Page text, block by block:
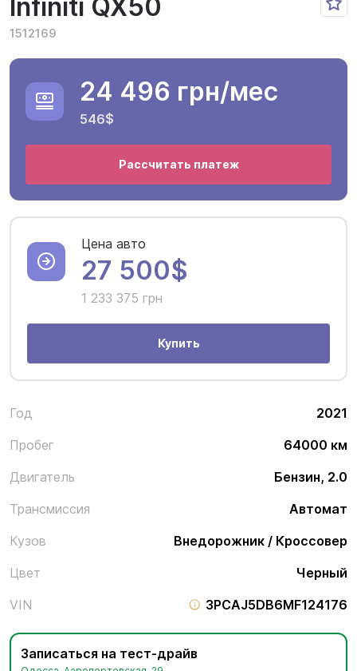
Infiniti QX50
1512169
Год
2021
Пробег
64000 км
Двигатель
Бензин, 2.0
Трансмиссия
Автомат
Кузов
Внедорожник / Кроссовер
Цвет
Черный
VIN
3PCAJ5DB6MF124176
Записаться на тест-драйв
24 496 грн/мес
546$
Рассчитать платеж
Цена авто
27 500$
1 233 375 грн
Купить